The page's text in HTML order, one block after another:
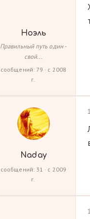
Ноэль
Правильный путь один -
свой...
сообщений: 79 · с 2008
г.
Naday
сообщений: 31 · с 2009
г.